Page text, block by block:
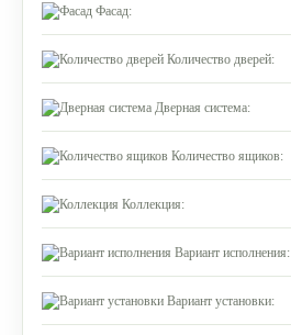
Фасад:
Количество дверей:
Дверная система:
Количество ящиков:
Коллекция:
Вариант исполнения:
Вариант установки: